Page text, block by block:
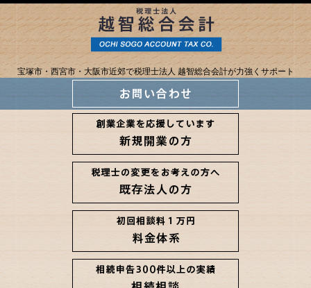
宝塚市・西宮市・大阪市近郊で税理士法人 越智総合会計が力強くサポート